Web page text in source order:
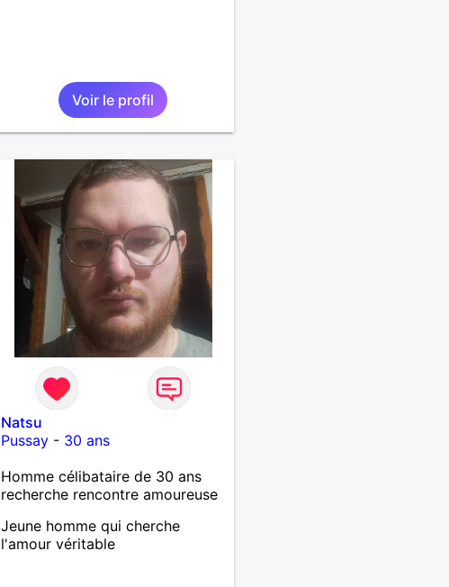
Voir le profil
Natsu
Pussay - 30 ans
Homme célibataire de 30 ans
recherche rencontre amoureuse
Jeune homme qui cherche
l'amour véritable